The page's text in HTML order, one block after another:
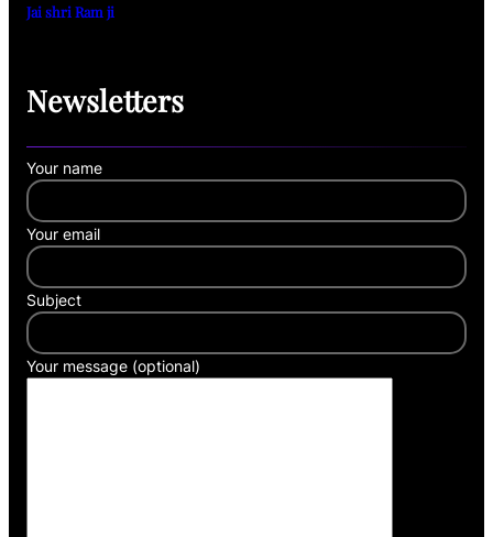
Jai shri Ram ji
Newsletters
Your name
Your email
Subject
Your message (optional)